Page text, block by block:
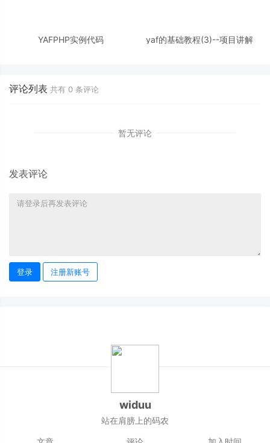
YAFPHP实例代码 yaf的基础教程(3)--项目讲解
评论列表 共有 0 条评论
暂无评论
发表评论
登录 注册新账号
widuu
站在肩膀上的码农